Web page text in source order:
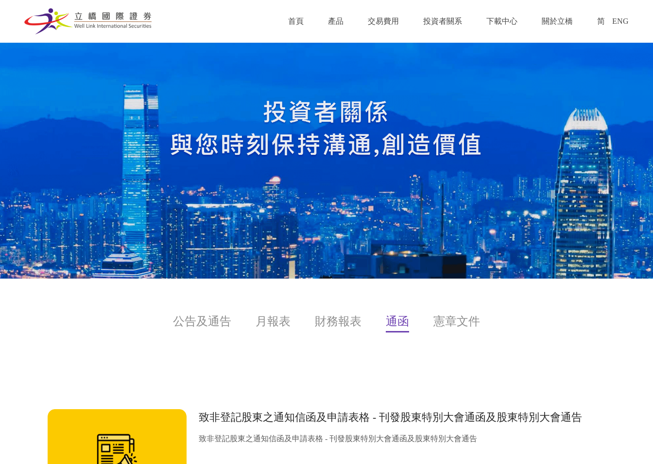
首頁 產品 交易費用 投資者關系 下載中心 關於立橋 简 ENG
公告及通告 月報表 財務報表 通函 憲章文件
致非登記股東之通知信函及申請表格 - 刊發股東特別大會通函及股東特別大會通告
致非登記股東之通知信函及申請表格 - 刊發股東特別大會通函及股東特別大會通告